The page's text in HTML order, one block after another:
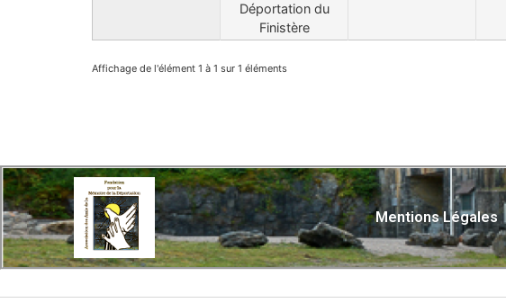
Déportation du
Finistère
Affichage de l'élément 1 à 1 sur 1 éléments
Mentions Légales